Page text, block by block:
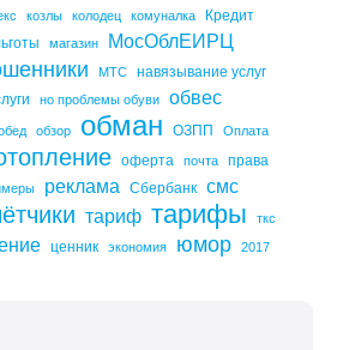
козлы колодец комуналка Кредит
магазин МосОблЕИРЦ
МТС
навязывание услуг
но проблемы обуви
обвес
обзор обман ОЗПП Оплата
оферта почта
права
реклама Сбербанк смс
тариф тарифы ткс
ценник экономия юмор 2017